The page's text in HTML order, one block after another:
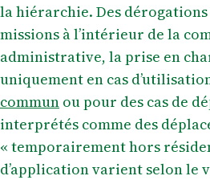
la hiérarchie. Des
missions à l’intérieur de la
administrative, la prise en
uniquement en cas
commun ou pour des cas de
interprétés comme des
« temporairement hors
d’application varient selon le